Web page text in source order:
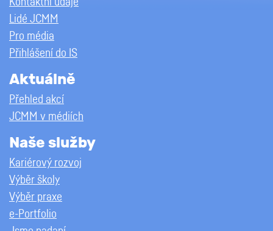
Lidé JCMM
Pro média
Přihlášení do IS
Aktuálně
Přehled akcí
JCMM v médiích
Naše služby
Kariérový rozvoj
Výběr školy
Výběr praxe
e-Portfolio